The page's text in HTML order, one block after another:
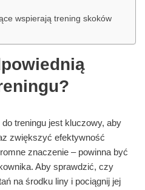
wspierają trening skoków
treningu jest kluczowy, aby
zwiększyć efektywność
znaczenie – powinna być
Aby sprawdzić, czy
na środku liny i pociągnij jej